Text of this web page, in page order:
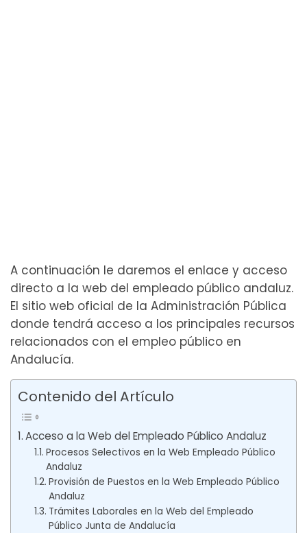
A continuación le daremos el enlace y acceso
directo a la web del empleado público andaluz.
El sitio web oficial de la Administración Pública
donde tendrá acceso a los principales recursos
relacionados con el empleo público en
Andalucía.
Contenido del Artículo
Acceso a la Web del Empleado Público Andaluz
Procesos Selectivos en la Web Empleado Público
Andaluz
Provisión de Puestos en la Web Empleado Público
Andaluz
Trámites Laborales en la Web del Empleado
Público Junta de Andalucía